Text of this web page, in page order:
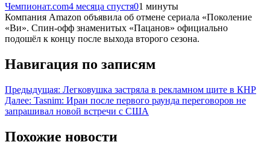
Чемпионат.com4 месяца спустя01 минуты
Компания Amazon объявила об отмене сериала «Поколение
«Ви». Спин-офф знаменитых «Пацанов» официально
подошёл к концу после выхода второго сезона.
Навигация по записям
Предыдущая: Легковушка застряла в рекламном щите в КНР
Далее: Tasnim: Иран после первого раунда переговоров не
запрашивал новой встречи с США
Похожие новости